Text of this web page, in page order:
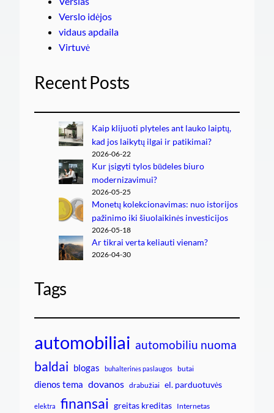
Verslo idėjos
vidaus apdaila
Virtuvė
Recent Posts
Kaip klijuoti plyteles ant lauko laiptų,
kad jos laikytų ilgai ir patikimai?
2026-06-22
Kur įsigyti tylos būdeles biuro
modernizavimui?
2026-05-25
Monetų kolekcionavimas: nuo istorijos
pažinimo iki šiuolaikinės investicijos
2026-05-18
Ar tikrai verta keliauti vienam?
2026-04-30
Tags
automobiliai automobiliu nuoma
baldai blogas buhalterinės paslaugos butai
dienos tema dovanos drabužiai el. parduotuvės
elektra finansai greitas kreditas Internetas